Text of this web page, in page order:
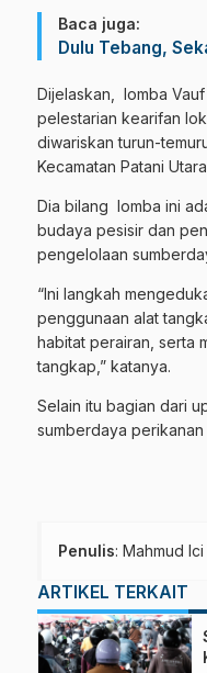
Baca juga:
Dulu Tebang,
Dijelaskan, lomba
pelestarian kearifan
diwariskan turun-
Kecamatan Patani
Dia bilang lomba ini
budaya pesisir dan
pengelolaan
“Ini langkah
penggunaan alat
habitat perairan, serta
tangkap,” katanya.
Selain itu bagian dari
sumberdaya
Penulis: Mahmud Ici
ARTIKEL TERKAIT